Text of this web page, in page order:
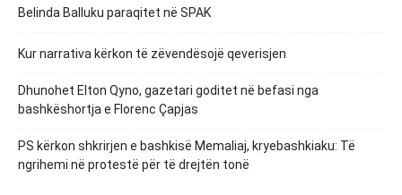
Belinda Balluku paraqitet në SPAK
Kur narrativa kërkon të zëvendësojë qeverisjen
Dhunohet Elton Qyno, gazetari goditet në befasi nga
bashkëshortja e Florenc Çapjas
PS kërkon shkrirjen e bashkisë Memaliaj, kryebashkiaku: Të
ngrihemi në protestë për të drejtën tonë